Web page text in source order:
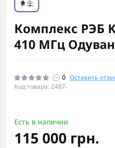
Комплекс РЭБ
410 МГц
0 Оставить
Код товара: 2487-
Есть в наличии
115 000 грн.